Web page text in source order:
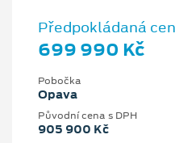
Předpokládaná
699 990 Kč
Pobočka
Opava
Původní cena s DPH
905 900 Kč